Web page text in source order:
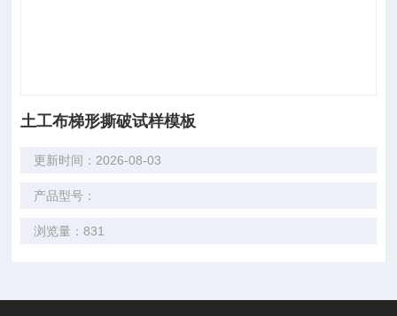
土工布梯形撕破试样模板
更新时间：2026-08-03
产品型号：
浏览量：831